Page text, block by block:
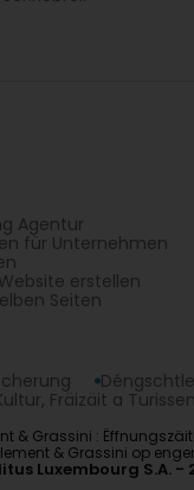
Agentur
für Unternehmen
erstellen
Seiten
Fräizäit a
:
& Grassini op
Luxembourg S.A.